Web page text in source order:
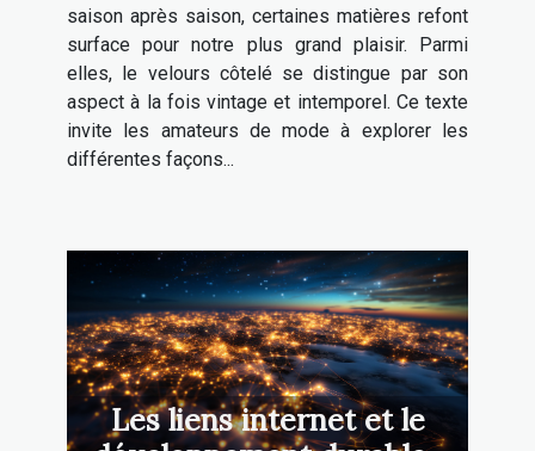
saison après saison, certaines matières refont
surface pour notre plus grand plaisir. Parmi
elles, le velours côtelé se distingue par son
aspect à la fois vintage et intemporel. Ce texte
invite les amateurs de mode à explorer les
différentes façons...
Les liens internet et le